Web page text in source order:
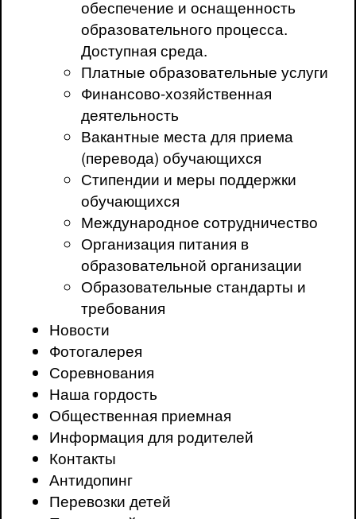
обеспечение и оснащенность
образовательного процесса.
Доступная среда.
Платные образовательные услуги
Финансово-хозяйственная
деятельность
Вакантные места для приема
(перевода) обучающихся
Стипендии и меры поддержки
обучающихся
Международное сотрудничество
Организация питания в
образовательной организации
Образовательные стандарты и
требования
Новости
Фотогалерея
Соревнования
Наша гордость
Общественная приемная
Информация для родителей
Контакты
Антидопинг
Перевозки детей